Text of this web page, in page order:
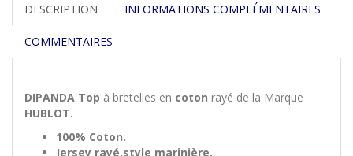
DESCRIPTION INFORMATIONS COMPLÉMENTAIRES
COMMENTAIRES
DIPANDA Top à bretelles en coton rayé de la Marque
HUBLOT.
100% Coton.
Jersey rayé,style marinière.